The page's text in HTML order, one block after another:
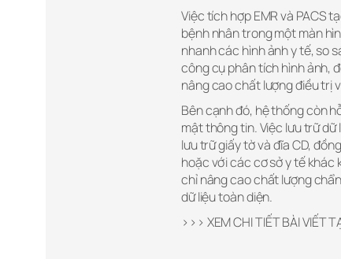
Việc tích hợp EMR và PACS
bệnh nhân trong một màn
nhanh các hình ảnh y tế, so
công cụ phân tích hình ảnh,
nâng cao chất lượng điều trị
Bên cạnh đó, hệ thống còn
mật thông tin. Việc lưu trữ dữ
lưu trữ giấy tờ và đĩa CD,
hoặc với các cơ sở y tế khác
chỉ nâng cao chất lượng
dữ liệu toàn diện.
>>> XEM CHI TIẾT BÀI VIẾT